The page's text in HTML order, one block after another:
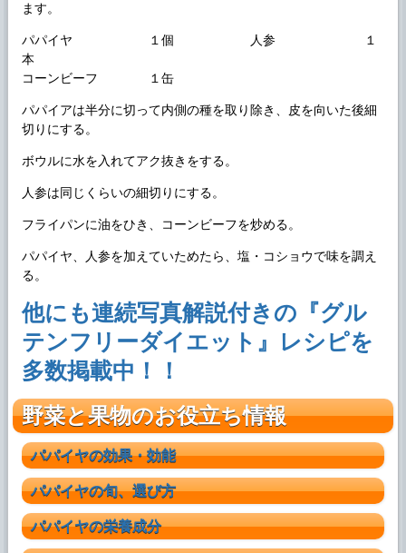
ます。
パパイヤ １個 人参 １
本
コーンビーフ １缶
パパイアは半分に切って内側の種を取り除き、皮を向いた後細
切りにする。
ボウルに水を入れてアク抜きをする。
人参は同じくらいの細切りにする。
フライパンに油をひき、コーンビーフを炒める。
パパイヤ、人参を加えていためたら、塩・コショウで味を調え
る。
他にも連続写真解説付きの『グル
テンフリーダイエット』レシピを
多数掲載中！！
野菜と果物のお役立ち情報
パパイヤの効果・効能
パパイヤの旬、選び方
パパイヤの栄養成分